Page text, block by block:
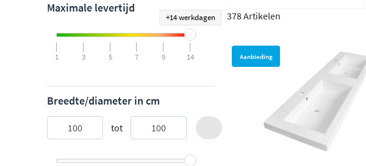
Maximale levertijd
+14 werkdagen
1 3 5 7 9 14
Breedte/diameter in cm
tot
378 Artikelen
Aanbieding